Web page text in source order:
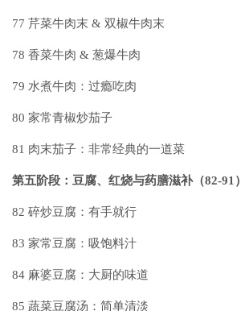
77 芹菜牛肉末 & 双椒牛肉末
78 香菜牛肉 & 葱爆牛肉
79 水煮牛肉：过瘾吃肉
80 家常青椒炒茄子
81 肉末茄子：非常经典的一道菜
第五阶段：豆腐、红烧与药膳滋补（82-91）
82 碎炒豆腐：有手就行
83 家常豆腐：吸饱料汁
84 麻婆豆腐：大厨的味道
85 蔬菜豆腐汤：简单清淡